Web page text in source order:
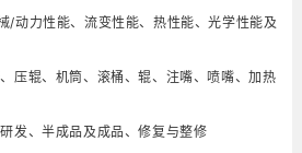
/动力性能、流变性能、热性能、光学性能及
压辊、机筒、滚桶、辊、注嘴、喷嘴、加热
发、半成品及成品、修复与整修